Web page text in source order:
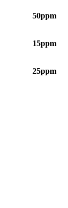
50ppm
15ppm
25ppm